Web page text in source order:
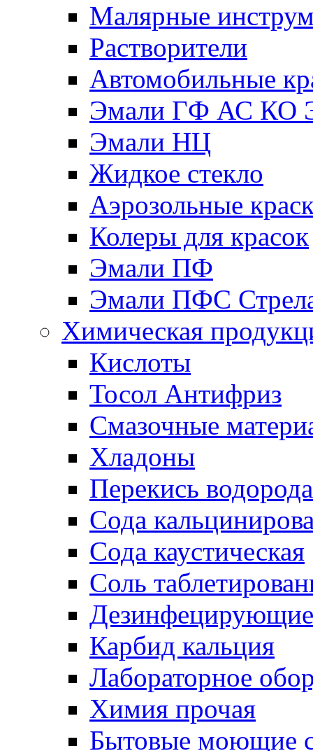
Малярные
Растворители
Автомобильные
Эмали ГФ АС КО
Эмали НЦ
Жидкое стекло
Аэрозольные
Колеры для красок
Эмали ПФ
Эмали ПФС
Химическая
Кислоты
Тосол Антифриз
Смазочные
Хладоны
Перекись водорода
Сода
Сода каустическая
Соль
Дезинфецирующие
Карбид кальция
Лабораторное
Химия прочая
Бытовые моющие